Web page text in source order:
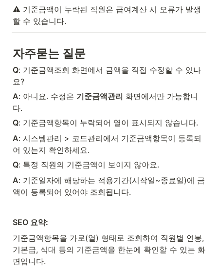
⚠️ 기준금액이 누락된 직원은 급여계산 시 오류가 발생
할 수 있습니다.
자주묻는 질문
Q: 기준금액조회 화면에서 금액을 직접 수정할 수 있나
요?
A: 아니요. 수정은 기준금액관리 화면에서만 가능합니
다.
Q: 기준금액항목이 누락되어 열이 표시되지 않습니다.
A: 시스템관리 > 코드관리에서 기준금액항목이 등록되
어 있는지 확인하세요.
Q: 특정 직원의 기준금액이 보이지 않아요.
A: 기준일자에 해당하는 적용기간(시작일~종료일)에 금
액이 등록되어 있어야 조회됩니다.
SEO 요약:
기준금액항목을 가로(열) 형태로 조회하여 직원별 연봉,
기본급, 식대 등의 기준금액을 한눈에 확인할 수 있는 화
면입니다.